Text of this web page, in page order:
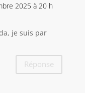
2025 à 20 h
je suis par
Réponse